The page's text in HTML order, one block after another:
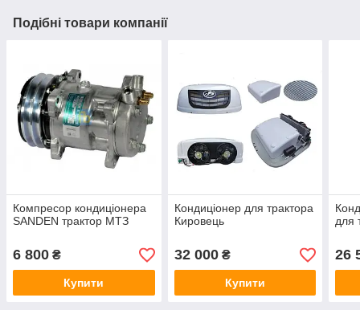
Подібні товари компанії
Компресор кондиціонера
SANDEN трактор МТЗ
6 800 ₴
Купити
Кондиціонер для трактора
Кировець
32 000₴
Купити
для
26